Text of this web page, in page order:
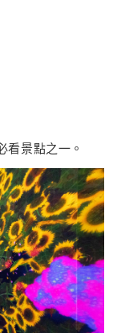
看景點之一。